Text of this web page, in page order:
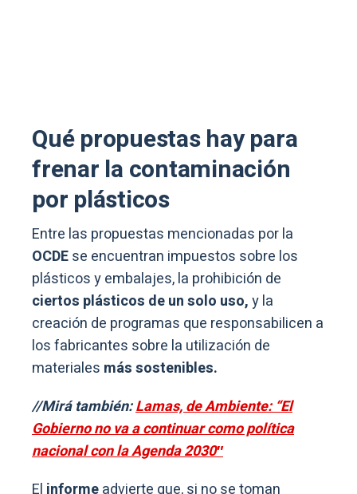
Qué propuestas hay para
frenar la contaminación
por plásticos
Entre las propuestas mencionadas por la
OCDEse encuentran impuestos sobre los
plásticos y embalajes, la prohibición de
ciertos plásticos de un solo uso,y la
creación de programas que responsabilicen a
los fabricantes sobre la utilización de
materiales más sostenibles.
//Mirá también:Lamas, de Ambiente: “El
Gobierno no va a continuar como política
nacional con la Agenda 2030″